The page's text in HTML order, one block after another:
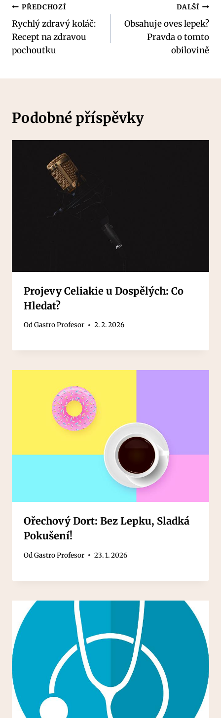
Navigace
pro
příspěvek
PŘEDCHOZÍ
Rychlý zdravý koláč:
Recept na zdravou
pochoutku
DALŠÍ
Obsahuje oves lepek?
Pravda o tomto
obilovině
Podobné příspěvky
Projevy Celiakie u Dospělých: Co
Hledat?
OdGastro Profesor 2. 2. 2026
Ořechový Dort: Bez Lepku, Sladká
Pokušení!
OdGastro Profesor 23. 1. 2026